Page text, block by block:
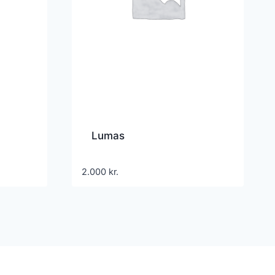
Lumas
2.000 kr.